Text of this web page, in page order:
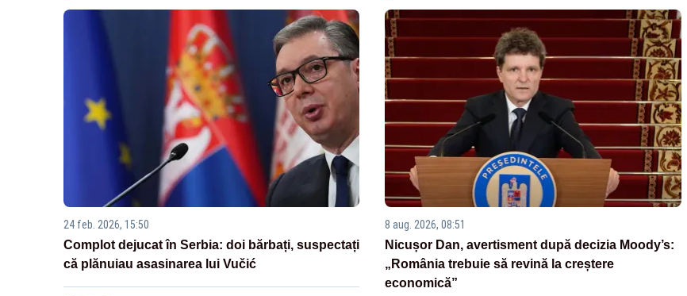
24 feb. 2026, 15:50
Complot dejucat în Serbia: doi bărbați, suspectați
că plănuiau asasinarea lui Vučić
8 aug. 2026, 08:51
Nicușor Dan, avertisment după decizia Moody’s:
„România trebuie să revină la creștere
economică”